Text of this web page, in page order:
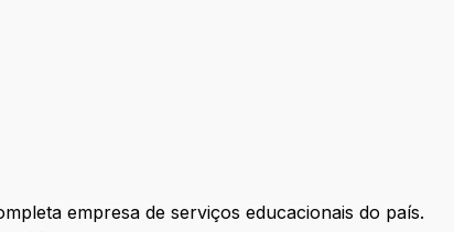
empresa de serviços educacionais do país.